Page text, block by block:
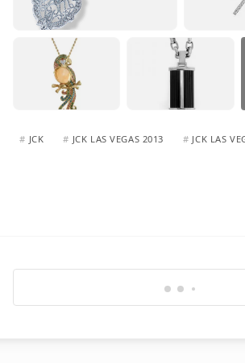
# JCK # JCK LAS VEGAS 2013 # JCK LAS